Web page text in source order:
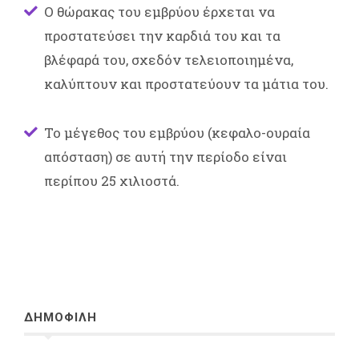
Ο θώρακας του εμβρύου έρχεται να
προστατεύσει την καρδιά του και τα
βλέφαρά του, σχεδόν τελειοποιημένα,
καλύπτουν και προστατεύουν τα μάτια του.
Το μέγεθος του εμβρύου (κεφαλο-ουραία
απόσταση) σε αυτή την περίοδο είναι
περίπου 25 χιλιοστά.
ΔΗΜΟΦΙΛΗ